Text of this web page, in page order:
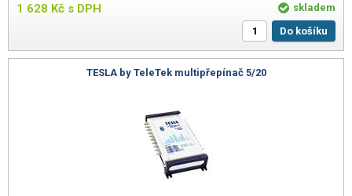
1 628 Kč s DPH
skladem
Do košíku
TESLA by TeleTek multipřepínač 5/20